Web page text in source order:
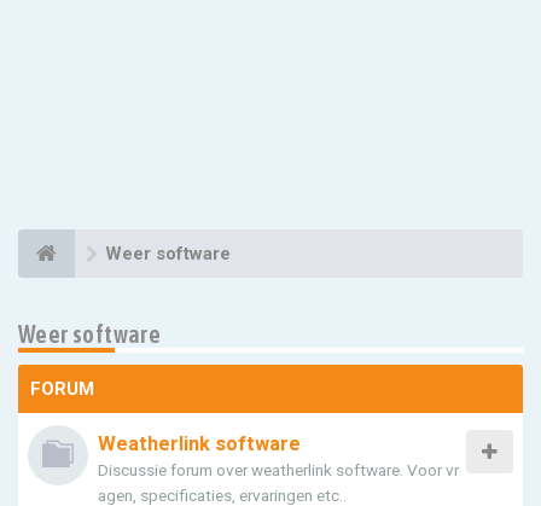
Weer software
Weer software
FORUM
Weatherlink software
Discussie forum over weatherlink software. Voor vr
agen, specificaties, ervaringen etc..